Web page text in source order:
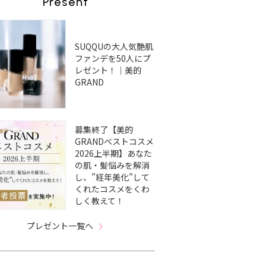
SUQQUの大人気艶肌
ファンデを50人にプ
レゼント！｜美的
GRAND
募集終了【美的
GRANDベストコスメ
2026上半期】あなた
の肌・髪悩みを解消
し、”経年美化”して
くれたコスメをくわ
しく教えて！
プレゼント一覧へ